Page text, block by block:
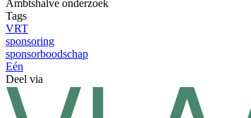
Ambtshalve onderzoek
Tags
VRT
sponsoring
sponsorboodschap
Eén
Deel via